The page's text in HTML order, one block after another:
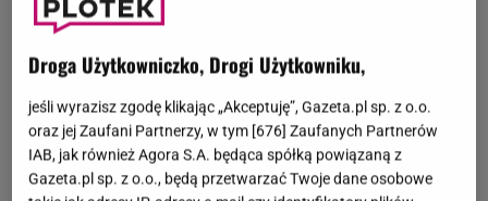
Droga Użytkowniczko, Drogi Użytkowniku,
jeśli wyrazisz zgodę klikając „Akceptuję”, Gazeta.pl sp. z o.o.
oraz jej Zaufani Partnerzy, w tym [676] Zaufanych Partnerów
IAB, jak również Agora S.A. będąca spółką powiązaną z
Gazeta.pl sp. z o.o., będą przetwarzać Twoje dane osobowe